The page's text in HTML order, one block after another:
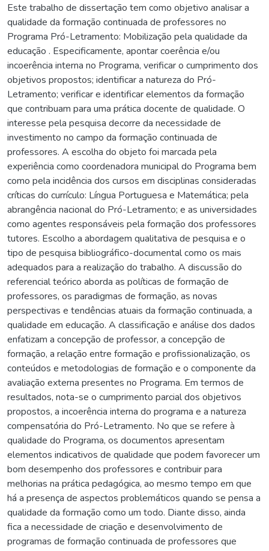
Este trabalho de dissertação tem como objetivo analisar a
qualidade da formação continuada de professores no
Programa Pró-Letramento: Mobilização pela qualidade da
educação . Especificamente, apontar coerência e/ou
incoerência interna no Programa, verificar o cumprimento dos
objetivos propostos; identificar a natureza do Pró-
Letramento; verificar e identificar elementos da formação
que contribuam para uma prática docente de qualidade. O
interesse pela pesquisa decorre da necessidade de
investimento no campo da formação continuada de
professores. A escolha do objeto foi marcada pela
experiência como coordenadora municipal do Programa bem
como pela incidência dos cursos em disciplinas consideradas
críticas do currículo: Língua Portuguesa e Matemática; pela
abrangência nacional do Pró-Letramento; e as universidades
como agentes responsáveis pela formação dos professores
tutores. Escolho a abordagem qualitativa de pesquisa e o
tipo de pesquisa bibliográfico-documental como os mais
adequados para a realização do trabalho. A discussão do
referencial teórico aborda as políticas de formação de
professores, os paradigmas de formação, as novas
perspectivas e tendências atuais da formação continuada, a
qualidade em educação. A classificação e análise dos dados
enfatizam a concepção de professor, a concepção de
formação, a relação entre formação e profissionalização, os
conteúdos e metodologias de formação e o componente da
avaliação externa presentes no Programa. Em termos de
resultados, nota-se o cumprimento parcial dos objetivos
propostos, a incoerência interna do programa e a natureza
compensatória do Pró-Letramento. No que se refere à
qualidade do Programa, os documentos apresentam
elementos indicativos de qualidade que podem favorecer um
bom desempenho dos professores e contribuir para
melhorias na prática pedagógica, ao mesmo tempo em que
há a presença de aspectos problemáticos quando se pensa a
qualidade da formação como um todo. Diante disso, ainda
fica a necessidade de criação e desenvolvimento de
programas de formação continuada de professores que